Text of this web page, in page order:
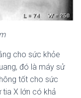
cho sức khỏe
đó là máy sử
tốt cho sức
tia X lớn có khả